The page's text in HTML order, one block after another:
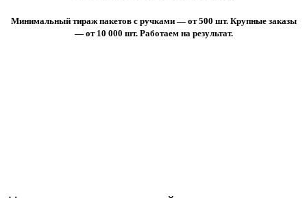
Минимальный тираж пакетов с ручками — от 500 шт. Крупные заказы
— от 10 000 шт. Работаем на результат.